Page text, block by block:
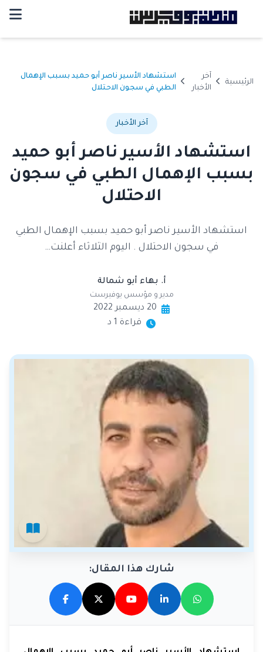
الرئيسية
آخر
الأخبار
استشهاد الأسير ناصر أبو حميد بسبب الإهمال
الطبي في سجون الاحتلال
آخر الأخبار
استشهاد الأسير ناصر أبو حميد
بسبب الإهمال الطبي في سجون
الاحتلال
استشهاد الأسير ناصر أبو حميد بسبب الإهمال الطبي
في سجون الاحتلال . اليوم الثلاثاء أعلنت…
أ. بهاء أبو شمالة
مدير و مؤسس يوفيرست
20 ديسمبر 2022
قراءة 1 د
شارك هذا المقال: